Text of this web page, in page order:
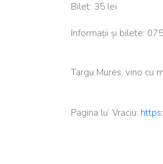
Bilet: 35 lei
Informații și bilete:
Targu Mures, vino cu
Pagina lu’ Vraciu: